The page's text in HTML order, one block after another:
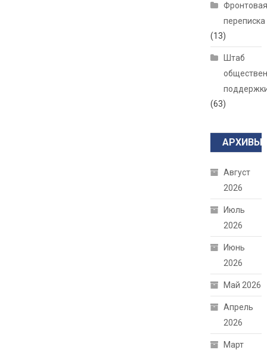
переписка
(13)
Штаб
(63)
АРХИВЫ
Август
2026
Июль
2026
Июнь
2026
Май 2026
Апрель
2026
Март